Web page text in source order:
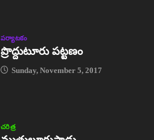
పర్యాటకం
ప్రొద్దుటూరు పట్టణం
Sunday, November 5, 2017
చరిత్ర